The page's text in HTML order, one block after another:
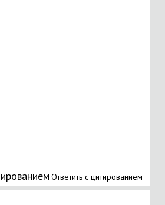
Ответить с цитированием